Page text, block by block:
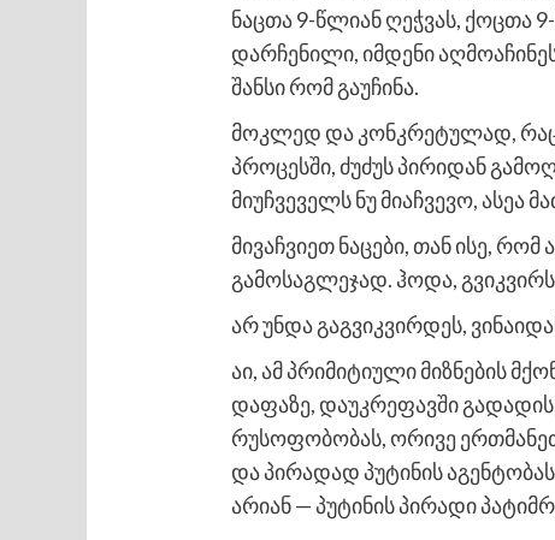
ნაცთა 9-წლიან ღეჭვას, ქოცთა
დარჩენილი, იმდენი
შანსი რომ გაუჩინა.
მოკლედ და კონკრეტულად, რაც
პროცესში, ძუძუს პირიდან
მიუჩვეველს ნუ მიაჩვევო, ასეა
მივაჩვიეთ ნაცები, თან ისე,
გამოსაგლეჯად. ჰოდა, გვიკვირს
არ უნდა გაგვიკვირდეს,
აი, ამ პრიმიტიული მიზნების
დაფაზე, დაუკრეფავში
რუსოფობობას, ორივე
და პირადად პუტინის
არიან — პუტინის პირადი